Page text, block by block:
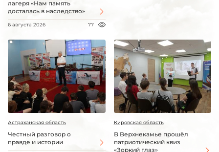
лагеря «Нам память
досталась в наследство»
6 августа 2026 77
Астраханская область
Честный разговор о
правде и истории
Кировская область
В Верхнекамье прошёл
патриотический квиз
«Зоркий глаз»